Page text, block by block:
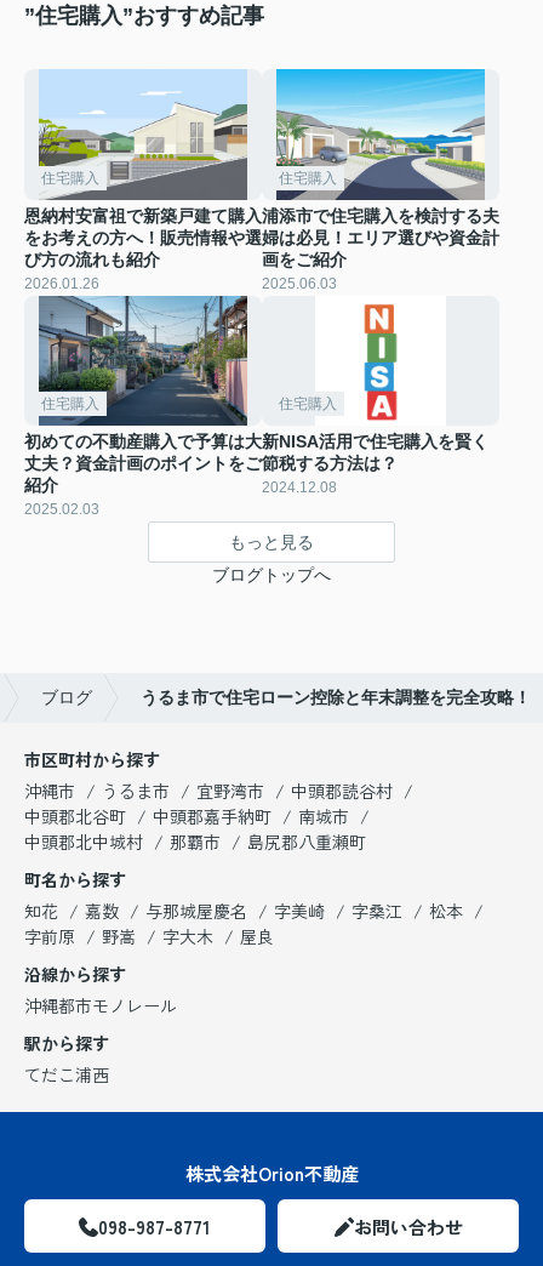
”住宅購入”おすすめ記事
住宅購入
恩納村安富祖で新築戸建て購入
をお考えの方へ！販売情報や選
び方の流れも紹介
2026.01.26
住宅購入
浦添市で住宅購入を検討する夫
婦は必見！エリア選びや資金計
画をご紹介
2025.06.03
住宅購入
初めての不動産購入で予算は大
丈夫？資金計画のポイントをご
紹介
2025.02.03
住宅購入
新NISA活用で住宅購入を賢く
節税する方法は？
2024.12.08
もっと見る
ブログトップへ
ブログ うるま市で住宅ローン控除と年末調整を完全攻略！
市区町村から探す
沖縄市
うるま市 宜野湾市
中頭郡読谷村
中頭郡北谷町
中頭郡嘉手納町
南城市
中頭郡北中城村
那覇市
島尻郡八重瀬町
町名から探す
知花
嘉数 与那城屋慶名 字美崎 字桑江
松本
字前原
野嵩 字大木
屋良
沿線から探す
沖縄都市モノレール
駅から探す
てだこ浦西
株式会社Orion不動産
098-987-8771 お問い合わせ